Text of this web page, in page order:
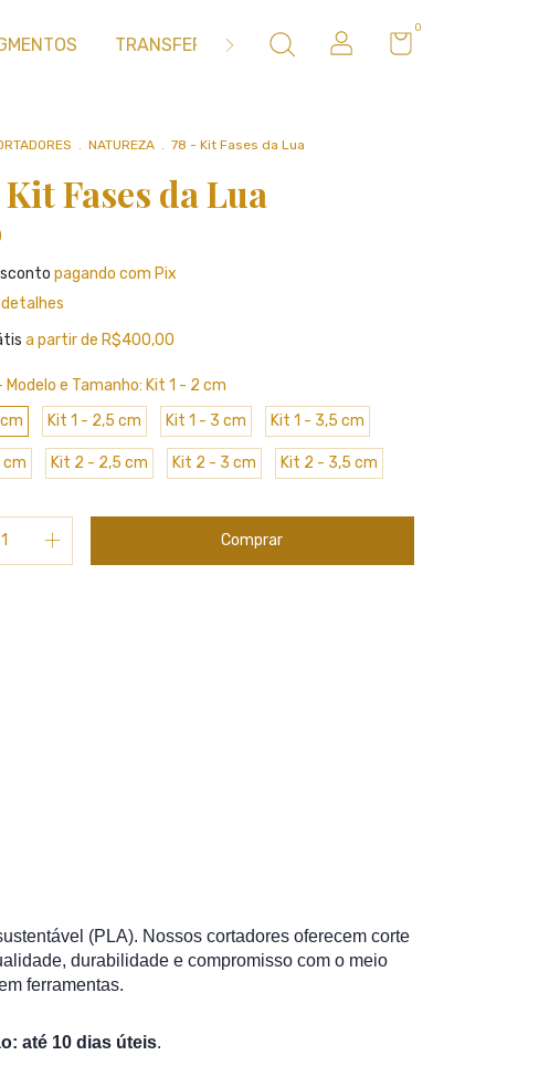
TRANSFER METAIS MOLDES DE SILICONE
0
. NATUREZA . 78 - Kit Fases da Lua
Fases da Lua
pagando com Pix
a partir de R$400,00
Modelo e Tamanho: Kit 1 - 2 cm
Kit 1 - 2,5 cm Kit 1 - 3 cm Kit 1 - 3,5 cm
cm Kit 2 - 2,5 cm Kit 2 - 3 cm Kit 2 - 3,5 cm
(PLA). Nossos cortadores oferecem corte
durabilidade e compromisso com o meio
ferramentas.
até 10 dias úteis.